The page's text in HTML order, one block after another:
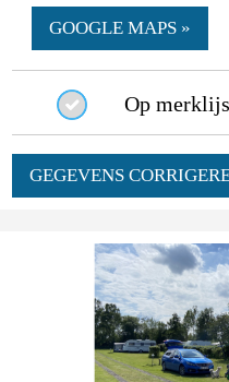
GOOGLE MAPS »
Op
GEGEVENS